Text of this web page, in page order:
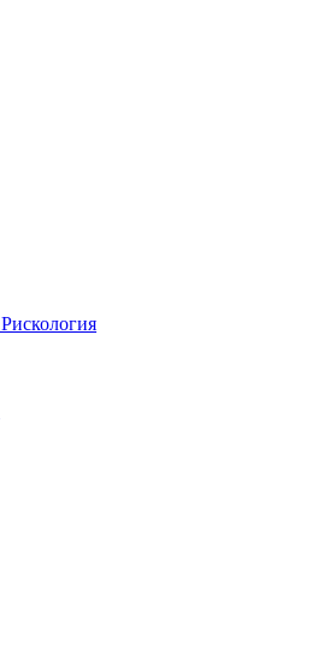
Рискология